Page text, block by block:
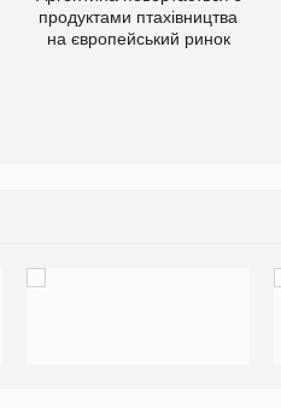
продуктами птахівництва
на європейський ринок